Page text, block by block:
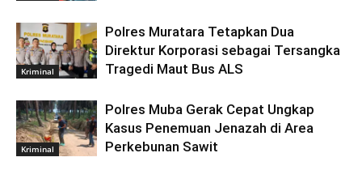
Kriminal
Polres Muratara Tetapkan Dua
Direktur Korporasi sebagai Tersangka
Tragedi Maut Bus ALS
Kriminal
Polres Muba Gerak Cepat Ungkap
Kasus Penemuan Jenazah di Area
Perkebunan Sawit